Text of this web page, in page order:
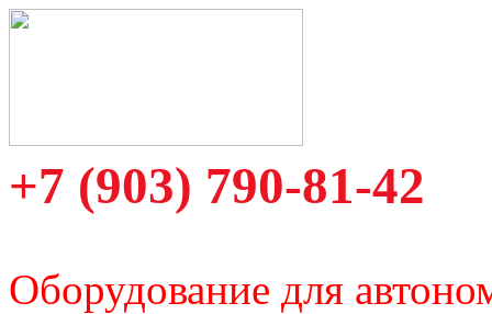
+7 (903) 790-81-42
Оборудование для